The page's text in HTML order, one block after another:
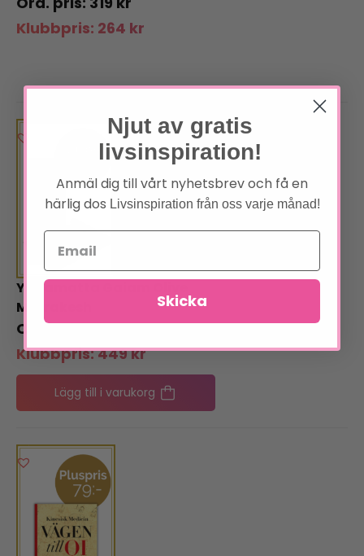
Klubbpris: 264 kr
Yogamatta Gaiam Olive
Marrakesh
499kr
Klubbpris:449kr
Lägg till i varukorg
Njut av gratis
livsinspiration!
Anmäl dig till vårt nyhetsbrev och få en
härlig dos Livsinspiration från oss varje månad!
Skicka